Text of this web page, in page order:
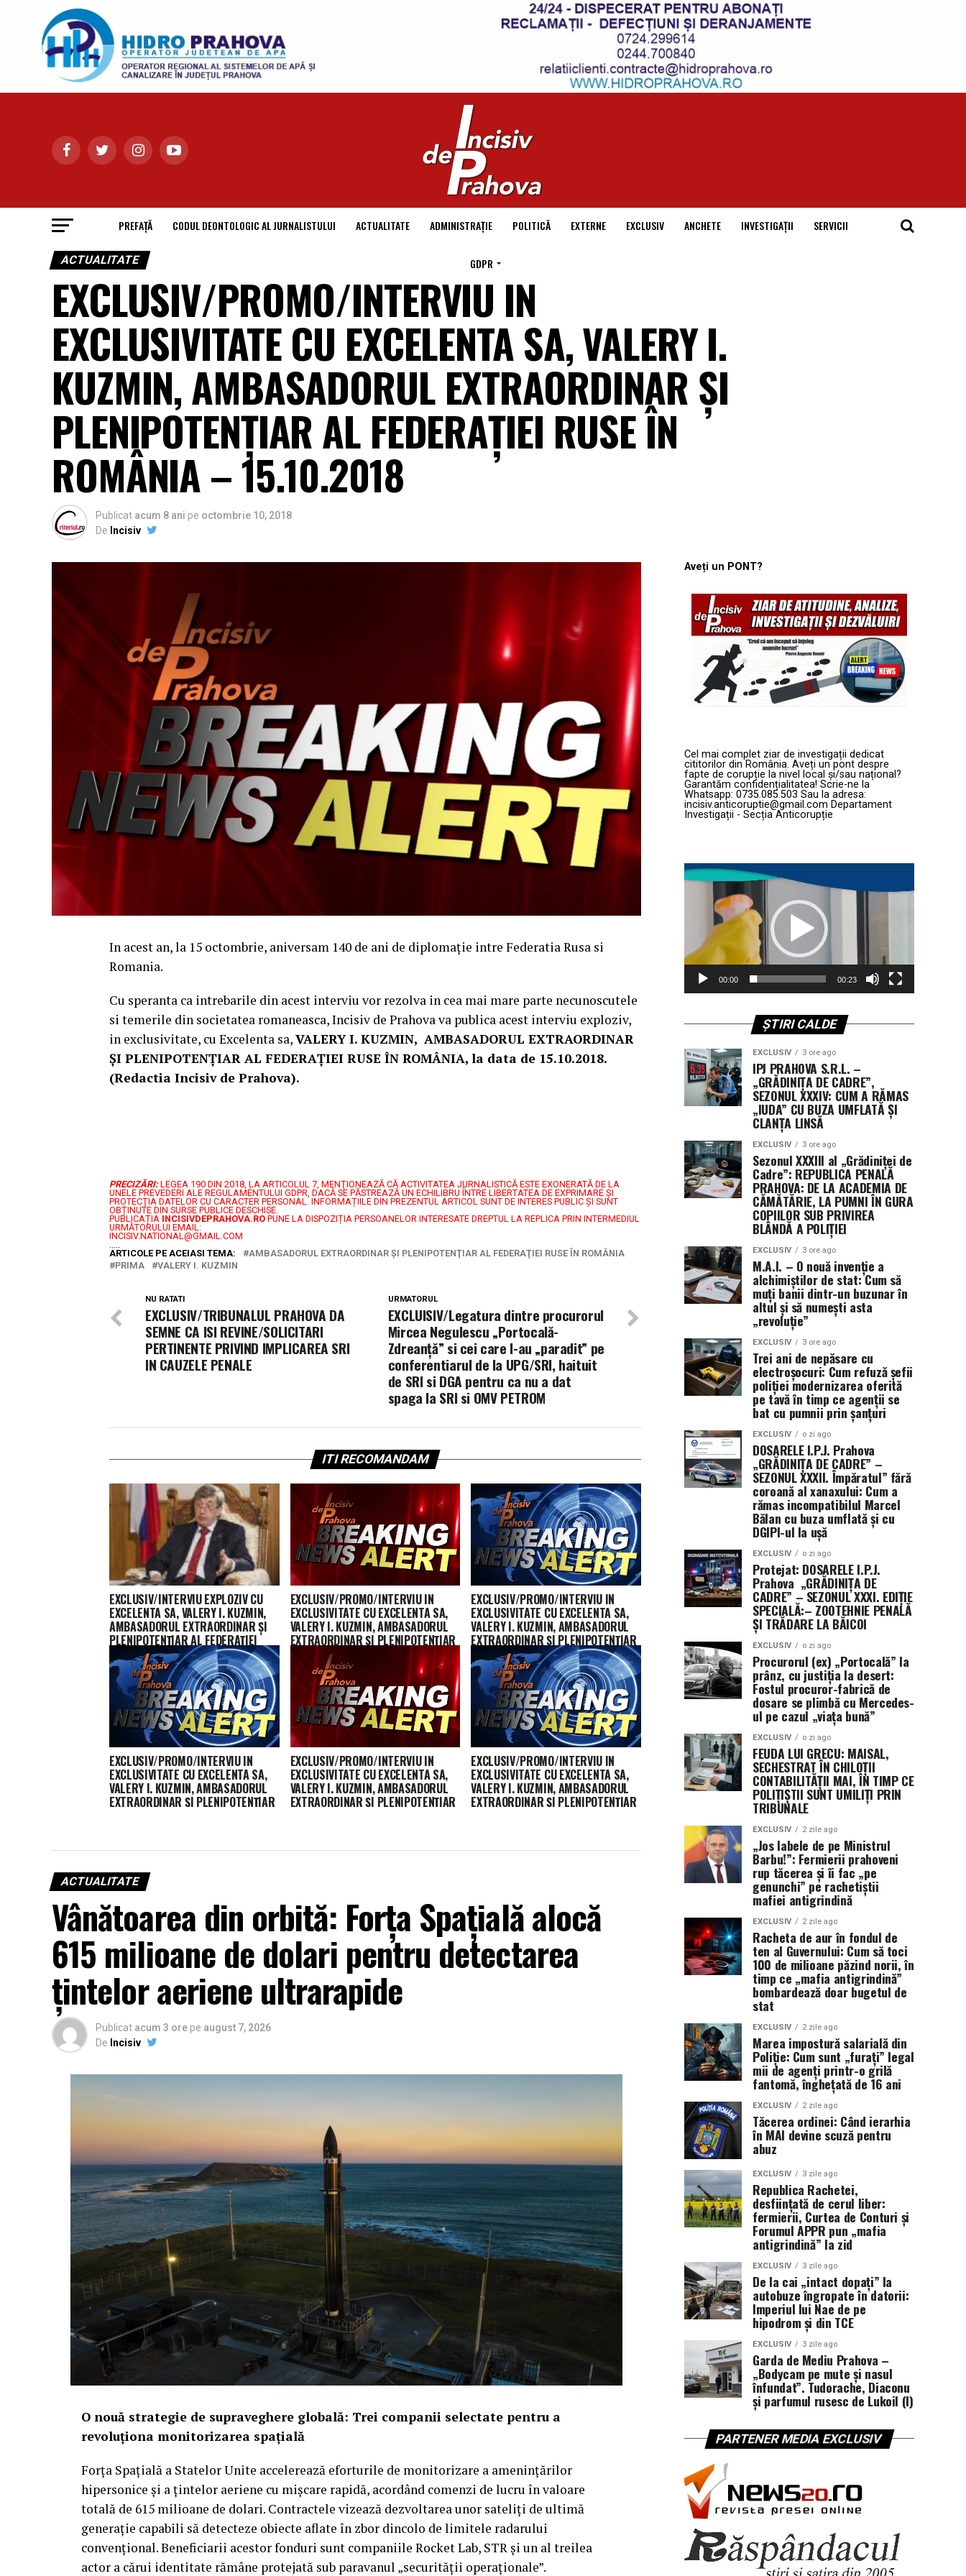
PREFAȚĂ CODUL DEONTOLOGIC AL JURNALISTULUI ACTUALITATE ADMINISTRAȚIE POLITICĂ EXTERNE EXCLUSIV ANCHETE INVESTIGAȚII SERVICII
GDPR
ACTUALITATE
EXCLUSIV/PROMO/INTERVIU IN
EXCLUSIVITATE CU EXCELENTA SA, VALERY I.
KUZMIN, AMBASADORUL EXTRAORDINAR ŞI
PLENIPOTENŢIAR AL FEDERAŢIEI RUSE ÎN
ROMÂNIA – 15.10.2018
Publicat acum 8 ani pe octombrie 10, 2018
De Incisiv
In acest an, la 15 octombrie, aniversam 140 de ani de diplomaţie intre Federatia Rusa si
Romania.
Cu speranta ca intrebarile din acest interviu vor rezolva in cea mai mare parte necunoscutele
si temerile din societatea romaneasca, Incisiv de Prahova va publica acest interviu exploziv,
in exclusivitate, cu Excelenta sa,VALERY I. KUZMIN, AMBASADORUL EXTRAORDINAR
ŞI PLENIPOTENŢIAR AL FEDERAŢIEI RUSE ÎN ROMÂNIA, la data de 15.10.2018.
(Redactia Incisiv de Prahova).
PRECIZĂRI: LEGEA 190 DIN 2018, LA ARTICOLUL 7, MENŢIONEAZĂ CĂ ACTIVITATEA JURNALISTICĂ ESTE EXONERATĂ DE LA
UNELE PREVEDERI ALE REGULAMENTULUI GDPR, DACĂ SE PĂSTREAZĂ UN ECHILIBRU ÎNTRE LIBERTATEA DE EXPRIMARE ŞI
PROTECŢIA DATELOR CU CARACTER PERSONAL. INFORMAȚIILE DIN PREZENTUL ARTICOL SUNT DE INTERES PUBLIC ȘI SUNT
OBȚINUTE DIN SURSE PUBLICE DESCHISE.
PUBLICAȚIA INCISIVDEPRAHOVA.RO PUNE LA DISPOZIȚIA PERSOANELOR INTERESATE DREPTUL LA REPLICA PRIN INTERMEDIUL
URMĂTORULUI EMAIL:
INCISIV.NATIONAL@GMAIL.COM
.....
ARTICOLE PE ACEIASI TEMA:
AMBASADORUL EXTRAORDINAR ŞI PLENIPOTENŢIAR AL FEDERAŢIEI RUSE ÎN ROMÂNIA
PRIMA
VALERY I. KUZMIN
URMATORUL
EXCLUISIV/Legatura dintre procurorul
Mircea Negulescu „Portocală-
Zdreanţă” si cei care l-au „paradit” pe
conferentiarul de la UPG/SRI, haituit
de SRI si DGA pentru ca nu a dat
spaga la SRI si OMV PETROM
NU RATATI
EXCLUSIV/TRIBUNALUL PRAHOVA DA
SEMNE CA ISI REVINE/SOLICITARI
PERTINENTE PRIVIND IMPLICAREA SRI
IN CAUZELE PENALE
ITI RECOMANDAM
EXCLUSIV/INTERVIU EXPLOZIV CU
EXCELENTA SA, VALERY I. KUZMIN,
AMBASADORUL EXTRAORDINAR ŞI
PLENIPOTENŢIAR AL FEDERAŢIEI
RUSE ÎN ROMÂNIA/Интервью для
газеты «Inсisiv de Prahova»
EXCLUSIV/PROMO/INTERVIU IN
EXCLUSIVITATE CU EXCELENTA SA,
VALERY I. KUZMIN, AMBASADORUL
EXTRAORDINAR ŞI PLENIPOTENŢIAR
AL FEDERAŢIEI RUSE ÎN ROMÂNIA –
15.10.2018
EXCLUSIV/PROMO/INTERVIU IN
EXCLUSIVITATE CU EXCELENTA SA,
VALERY I. KUZMIN, AMBASADORUL
EXTRAORDINAR ŞI PLENIPOTENŢIAR
AL FEDERAŢIEI RUSE ÎN ROMÂNIA –
15.10.2018
EXCLUSIV/PROMO/INTERVIU IN
EXCLUSIVITATE CU EXCELENTA SA,
VALERY I. KUZMIN, AMBASADORUL
EXTRAORDINAR ŞI PLENIPOTENŢIAR
EXCLUSIV/PROMO/INTERVIU IN
EXCLUSIVITATE CU EXCELENTA SA,
VALERY I. KUZMIN, AMBASADORUL
EXTRAORDINAR ŞI PLENIPOTENŢIAR
EXCLUSIV/PROMO/INTERVIU IN
EXCLUSIVITATE CU EXCELENTA SA,
VALERY I. KUZMIN, AMBASADORUL
EXTRAORDINAR ŞI PLENIPOTENŢIAR
ACTUALITATE
Vânătoarea din orbită: Forța Spațială alocă
615 milioane de dolari pentru detectarea
țintelor aeriene ultrarapide
Publicat acum 3 ore pe august 7, 2026
De Incisiv
O nouă strategie de supraveghere globală: Trei companii selectate pentru a
revoluționa monitorizarea spațială
Forța Spațială a Statelor Unite accelerează eforturile de monitorizare a amenințărilor
hipersonice și a țintelor aeriene cu mișcare rapidă, acordând comenzi de lucru în valoare
totală de 615 milioane de dolari. Contractele vizează dezvoltarea unor sateliți de ultimă
generație capabili să detecteze obiecte aflate în zbor dincolo de limitele radarului
convențional. Beneficiarii acestor fonduri sunt companiile Rocket Lab, STR și un al treilea
actor a cărui identitate rămâne protejată sub paravanul „securității operaționale”.
Aveți un PONT?
Cel mai complet ziar de investigații dedicat
cititorilor din România. Aveți un pont despre
fapte de corupție la nivel local și/sau național?
Garantăm confidențialitatea! Scrie-ne la
Whatsapp: 0735.085.503 Sau la adresa:
incisiv.anticoruptie@gmail.com Departament
Investigații - Secția Anticorupție
Player
video
00:00 00:23
ȘTIRI CALDE
EXCLUSIV 3 ore ago
IPJ PRAHOVA S.R.L. –
„GRĂDINIȚA DE CADRE”,
SEZONUL XXXIV: CUM A RĂMAS
„IUDA” CU BUZA UMFLATĂ ȘI
CLANȚA LINSĂ
EXCLUSIV 3 ore ago
Sezonul XXXIII al „Grădiniței de
Cadre”: REPUBLICA PENALĂ
PRAHOVA: DE LA ACADEMIA DE
CĂMĂTĂRIE, LA PUMNI ÎN GURA
COPIILOR SUB PRIVIREA
BLÂNDĂ A POLIȚIEI
EXCLUSIV 3 ore ago
M.A.I. – O nouă invenție a
alchimiștilor de stat: Cum să
muți banii dintr-un buzunar în
altul și să numești asta
„revoluție”
EXCLUSIV 3 ore ago
Trei ani de nepăsare cu
electroșocuri: Cum refuză șefii
poliției modernizarea oferită
pe tavă în timp ce agenții se
bat cu pumnii prin șanțuri
EXCLUSIV o zi ago
DOSARELE I.P.J. Prahova
„GRĂDINIȚA DE CADRE” –
SEZONUL XXXII. Împăratul” fără
coroană al xanaxului: Cum a
rămas incompatibilul Marcel
Bălan cu buza umflată și cu
DGIPI-ul la ușă
EXCLUSIV o zi ago
Protejat: DOSARELE I.P.J.
Prahova „GRĂDINIȚA DE
CADRE” – SEZONUL XXXI. EDIȚIE
SPECIALĂ:– ZOOTEHNIE PENALĂ
ȘI TRĂDARE LA BĂICOI
EXCLUSIV o zi ago
Procurorul (ex) „Portocală” la
prânz, cu justiția la desert:
Fostul procuror-fabrică de
dosare se plimbă cu Mercedes-
ul pe cazul „viața bună”
EXCLUSIV o zi ago
FEUDA LUI GRECU: MAISAL,
SECHESTRAT ÎN CHILOȚII
CONTABILITĂȚII MAI, ÎN TIMP CE
POLIȚIȘTII SUNT UMILIȚI PRIN
TRIBUNALE
EXCLUSIV 2 zile ago
„Jos labele de pe Ministrul
Barbu!”: Fermierii prahoveni
rup tăcerea și îi fac „pe
genunchi” pe rachetiștii
mafiei antigrindină
EXCLUSIV 2 zile ago
Racheta de aur în fondul de
ten al Guvernului: Cum să toci
100 de milioane păzind norii, în
timp ce „mafia antigrindină”
bombardează doar bugetul de
stat
EXCLUSIV 2 zile ago
Marea impostură salarială din
Poliție: Cum sunt „furați” legal
mii de agenți printr-o grilă
fantomă, înghețată de 16 ani
EXCLUSIV 2 zile ago
Tăcerea ordinei: Când ierarhia
în MAI devine scuză pentru
abuz
EXCLUSIV 3 zile ago
Republica Rachetei,
desființată de cerul liber:
fermierii, Curtea de Conturi și
Forumul APPR pun „mafia
antigrindină” la zid
EXCLUSIV 3 zile ago
De la cai „intact dopați” la
autobuze îngropate în datorii:
Imperiul lui Nae de pe
hipodrom și din TCE
EXCLUSIV 3 zile ago
Garda de Mediu Prahova –
„Bodycam pe mute și nasul
înfundat”. Tudorache, Diaconu
și parfumul rusesc de Lukoil (I)
PARTENER MEDIA EXCLUSIV